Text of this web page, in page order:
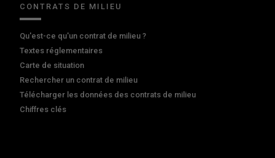
CONTRATS DE MILIEU
Qu'est-ce qu'un contrat de milieu ?
Textes réglementaires
Carte de situation
Rechercher un contrat de milieu
Télécharger les données des contrats de milieu
Chiffres clés